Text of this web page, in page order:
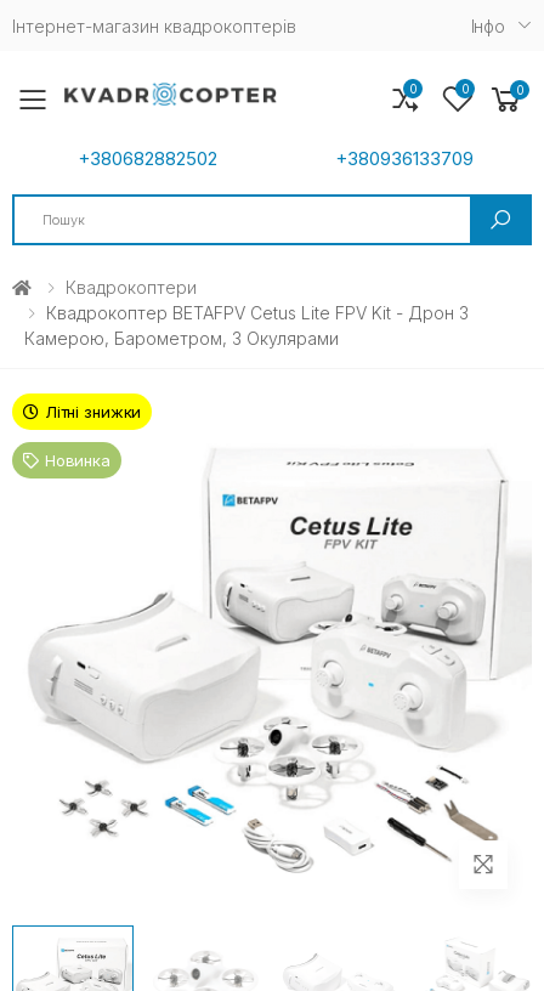
Інтернет-магазин квадрокоптерів Iнфо
Toggle mobile menu
+380682882502 +380936133709
Search
0 0 0
Квадрокоптери
Квадрокоптер BETAFPV Cetus Lite FPV Kit - Дрон З
Камерою, Барометром, З Окулярами
Літні знижки
Новинка